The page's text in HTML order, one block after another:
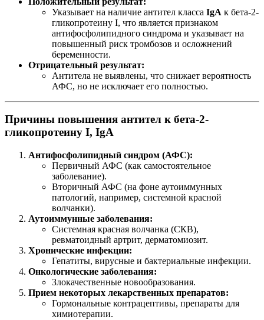
Указывает на наличие антител класса IgA к бета-2-
гликопротеину I, что является признаком
антифосфолипидного синдрома и указывает на
повышенный риск тромбозов и осложнений
беременности.
Отрицательный результат:
Антитела не выявлены, что снижает вероятность
АФС, но не исключает его полностью.
Причины повышения антител к бета-2-
гликопротеину I, IgA
Антифосфолипидный синдром (АФС):
Первичный АФС (как самостоятельное
заболевание).
Вторичный АФС (на фоне аутоиммунных
патологий, например, системной красной
волчанки).
Аутоиммунные заболевания:
Системная красная волчанка (СКВ),
ревматоидный артрит, дерматомиозит.
Хронические инфекции:
Гепатиты, вирусные и бактериальные инфекции.
Онкологические заболевания:
Злокачественные новообразования.
Прием некоторых лекарственных препаратов:
Гормональные контрацептивы, препараты для
химиотерапии.